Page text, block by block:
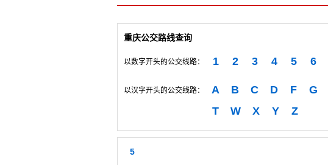
重庆公交路线查询
以数字开头的公交线路： 1 2 3 4 5 6
以汉字开头的公交线路： A B C D F G
T
W X Y Z
5